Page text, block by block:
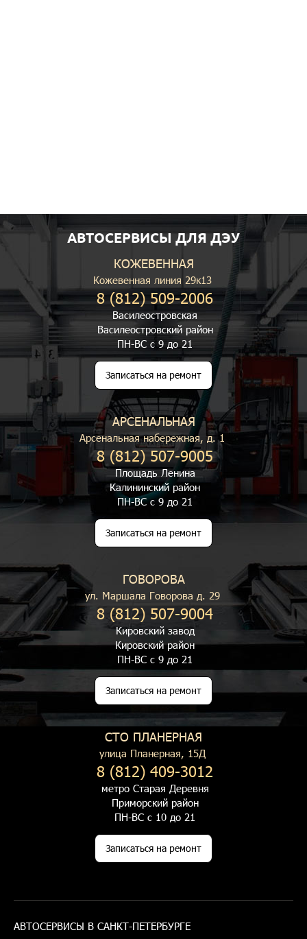
АВТОСЕРВИСЫ ДЛЯ ДЭУ
КОЖЕВЕННАЯ
Кожевенная линия 29к13
8 (812) 509-2006
Василеостровская
Василеостровский район
ПН-ВС с 9 до 21
Записаться на ремонт
АРСЕНАЛЬНАЯ
Арсенальная набережная, д. 1
8 (812) 507-9005
Площадь Ленина
Калининский район
ПН-ВС с 9 до 21
Записаться на ремонт
ГОВОРОВА
ул. Маршала Говорова д. 29
8 (812) 507-9004
Кировский завод
Кировский район
ПН-ВС с 9 до 21
Записаться на ремонт
СТО ПЛАНЕРНАЯ
улица Планерная, 15Д
8 (812) 409-3012
метро Старая Деревня
Приморский район
ПН-ВС с 10 до 21
Записаться на ремонт
АВТОСЕРВИСЫ В САНКТ-ПЕТЕРБУРГЕ